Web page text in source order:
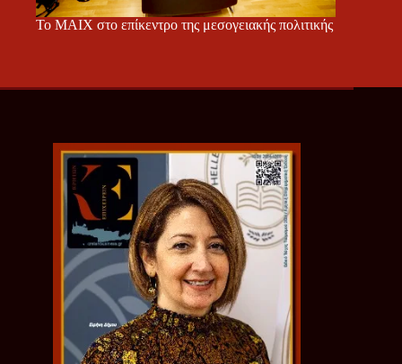
Το ΜΑΙΧ στο επίκεντρο της μεσογειακής πολιτικής